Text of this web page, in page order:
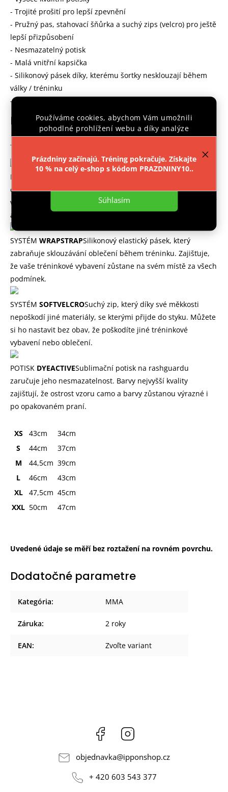
Používáme cookies, abychom Vám umožnili
pohodlné prohlížení webu a díky analýze
provozu webu neustále zlepšovali jeho funkce,
Nastavenie
Súhlasím
Prázdniny začínajú. Tréning pokračuje. Získajte
10 % na celý e-shop s kódom PRAZDNINY10..
- Trojité prošití pro lepší zpevnění
- Pružný pas, stahovací šňůrka a suchý zips (velcro) pro ještě
lepší přizpůsobení
- Nesmazatelný potisk
- Malá vnitřní kapsička
- Silikonový pásek díky, kterému šortky nesklouzají během
války / tréninku
- Elastický panel v rozkroku umožňuje plnou volnost pohybu
Materiálové složení
- Polyester 100%
MATERIÁL
odolnosti a pohodlí díky elastickým vláknům. Používá se k
výrobě volných MMA šortek, u nichž je nejdůležitější pohodlí
a odolnost.
SYSTÉM WRAPSTRAPSilikonový elastický pásek, který
zabraňuje sklouzávání oblečení během tréninku. Zajišťuje,
že vaše tréninkové vybavení zůstane na svém místě za všech
podmínek.
SYSTÉM SOFTVELCROSuchý zip, který díky své měkkosti
nepoškodí jiné materiály, se kterými přijde do styku. Můžete
si ho nastavit bez obav, že poškodíte jiné tréninkové
vybavení nebo oblečení.
POTISK DYEACTIVESublimační potisk na rashguardu
zaručuje jeho nesmazatelnost. Barvy nejvyšší kvality
zajišťují, že ostrost vzoru camo a barvy zůstanou výrazné i
po opakovaném praní.
XS 43cm
34cm
S
44cm
37cm
M
44,5cm 39cm
L
46cm
43cm
XL
47,5cm 45cm
XXL 50cm 47cm
Uvedené údaje se měří bez roztažení na rovném povrchu.
Dodatočné parametre
Kategória: MMA
Záruka: 2 roky
EAN: Zvoľte variant
Facebook
objednavka@ipponshop.cz
+ 420 603 543 377